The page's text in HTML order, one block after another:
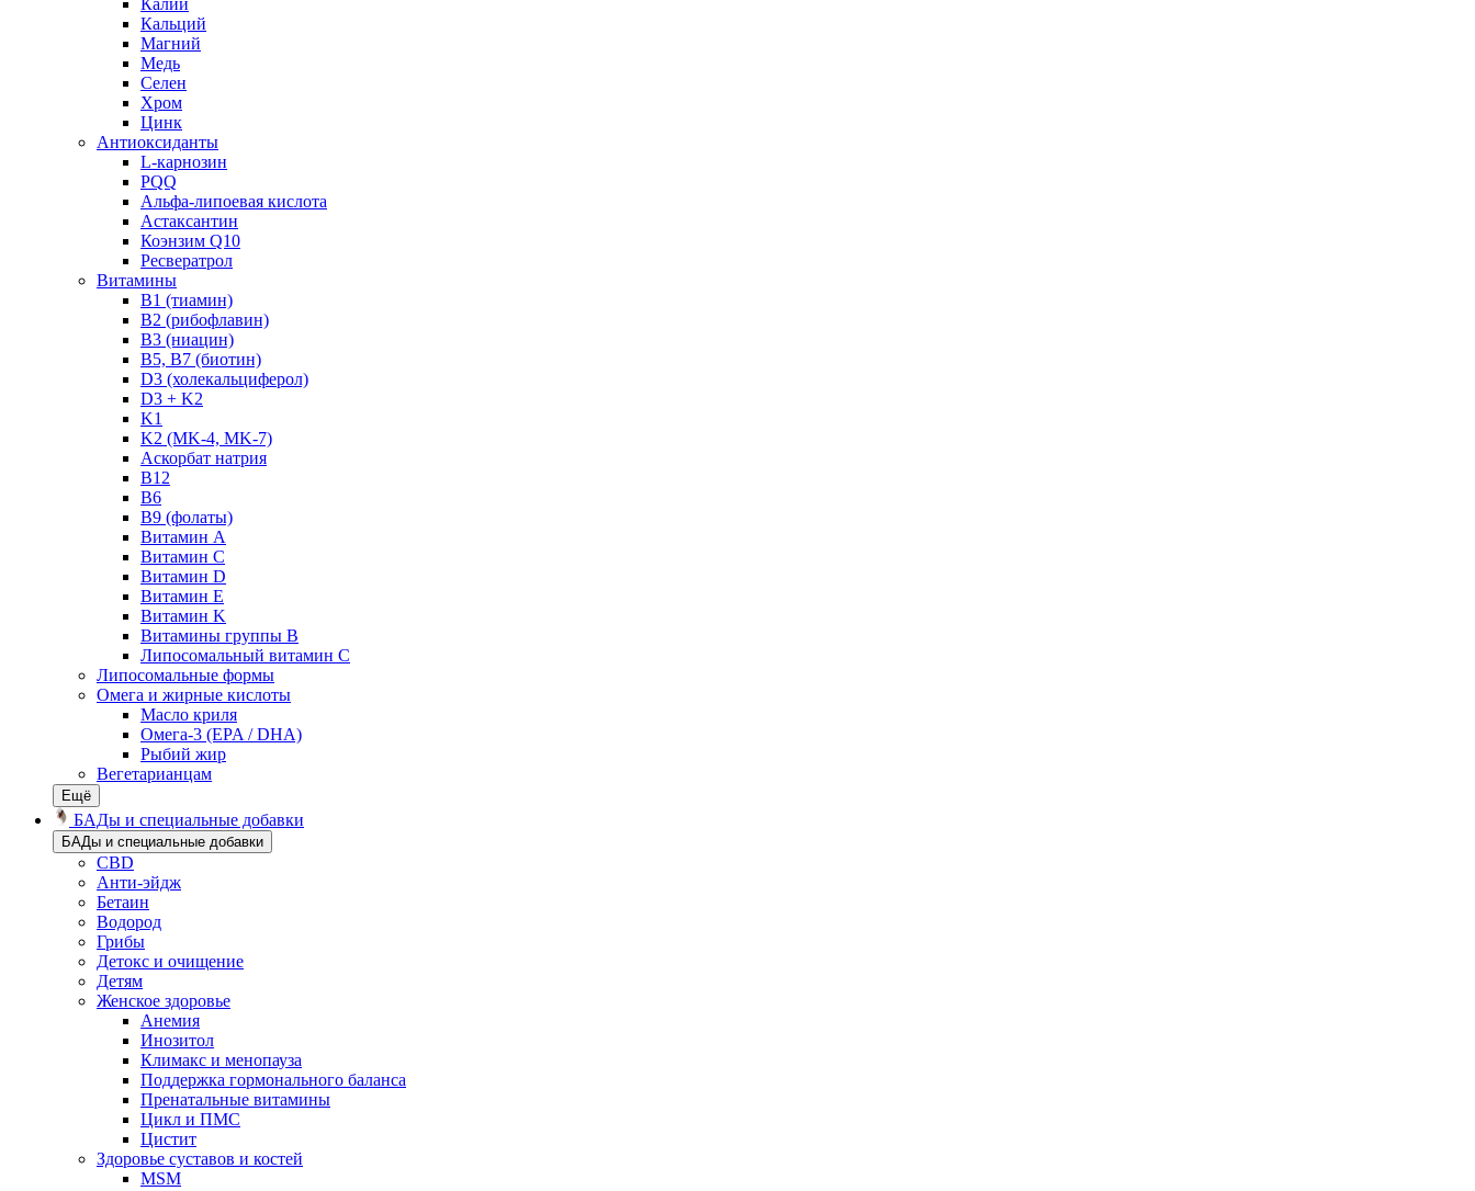
Калий
Кальций
Магний
Медь
Селен
Хром
Цинк
Антиоксиданты
L-карнозин
PQQ
Альфа-липоевая кислота
Астаксантин
Коэнзим Q10
Ресвератрол
Витамины
B1 (тиамин)
B2 (рибофлавин)
B3 (ниацин)
B5, B7 (биотин)
D3 (холекальциферол)
D3 + K2
K1
K2 (MK-4, MK-7)
Аскорбат натрия
В12
В6
В9 (фолаты)
Витамин A
Витамин C
Витамин D
Витамин E
Витамин K
Витамины группы B
Липосомальный витамин C
Липосомальные формы
Омега и жирные кислоты
Масло криля
Омега-3 (EPA / DHA)
Рыбий жир
Вегетарианцам
Ещё
БАДы и специальные добавки
БАДы и специальные добавки
CBD
Анти-эйдж
Бетаин
Водород
Грибы
Детокс и очищение
Детям
Женское здоровье
Анемия
Инозитол
Климакс и менопауза
Поддержка гормонального баланса
Пренатальные витамины
Цикл и ПМС
Цистит
Здоровье суставов и костей
MSM